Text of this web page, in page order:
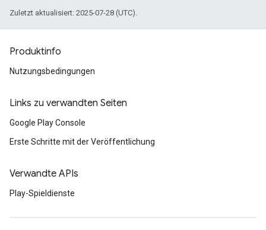
Zuletzt aktualisiert: 2025-07-28 (UTC).
Produktinfo
Nutzungsbedingungen
Links zu verwandten Seiten
Google Play Console
Erste Schritte mit der Veröffentlichung
Verwandte APIs
Play-Spieldienste